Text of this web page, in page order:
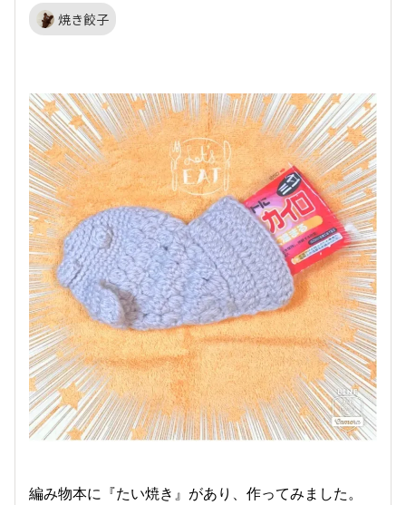
焼き餃子
編み物本に『たい焼き』があり、作ってみました。